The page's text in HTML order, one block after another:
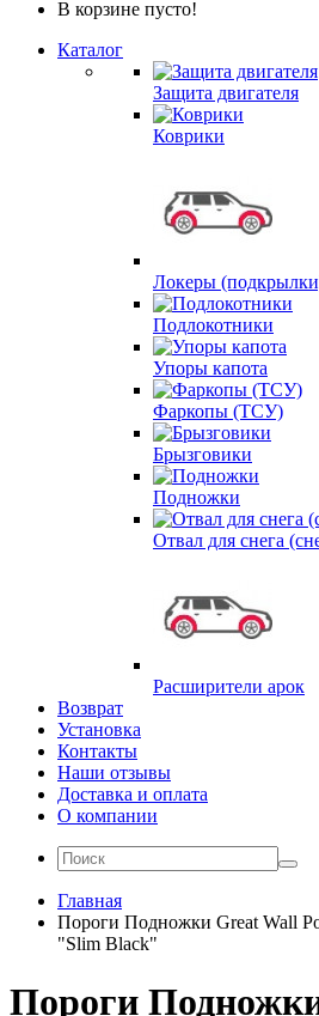
В корзине пусто!
Каталог
Защита двигателя
Коврики
Локеры
Подлокотники
Упоры капота
Фаркопы (ТСУ)
Брызговики
Подножки
Отвал для снега
Расширители арок
Возврат
Установка
Контакты
Наши отзывы
Доставка и оплата
О компании
Главная
Пороги Подножки Great Wall
"Slim Black"
Пороги